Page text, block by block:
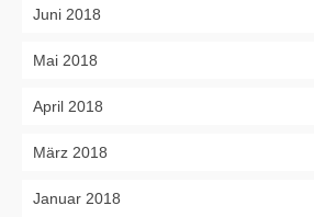
Juni 2018
Mai 2018
April 2018
März 2018
Januar 2018